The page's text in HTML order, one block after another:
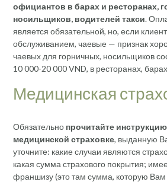
официантов в барах и ресторанах,
носильщиков, водителей такси.
является обязательной, но, если
обслуживанием, чаевые — признак
чаевых для горничных, носильщиков
10 000-20 000 VND, в ресторанах,
Медицинская
Обязательно прочитайте
медицинской страховке, выданную
уточните: какие случаи являются
какая сумма страхового покрытия;
франшизу (это там сумма, которую